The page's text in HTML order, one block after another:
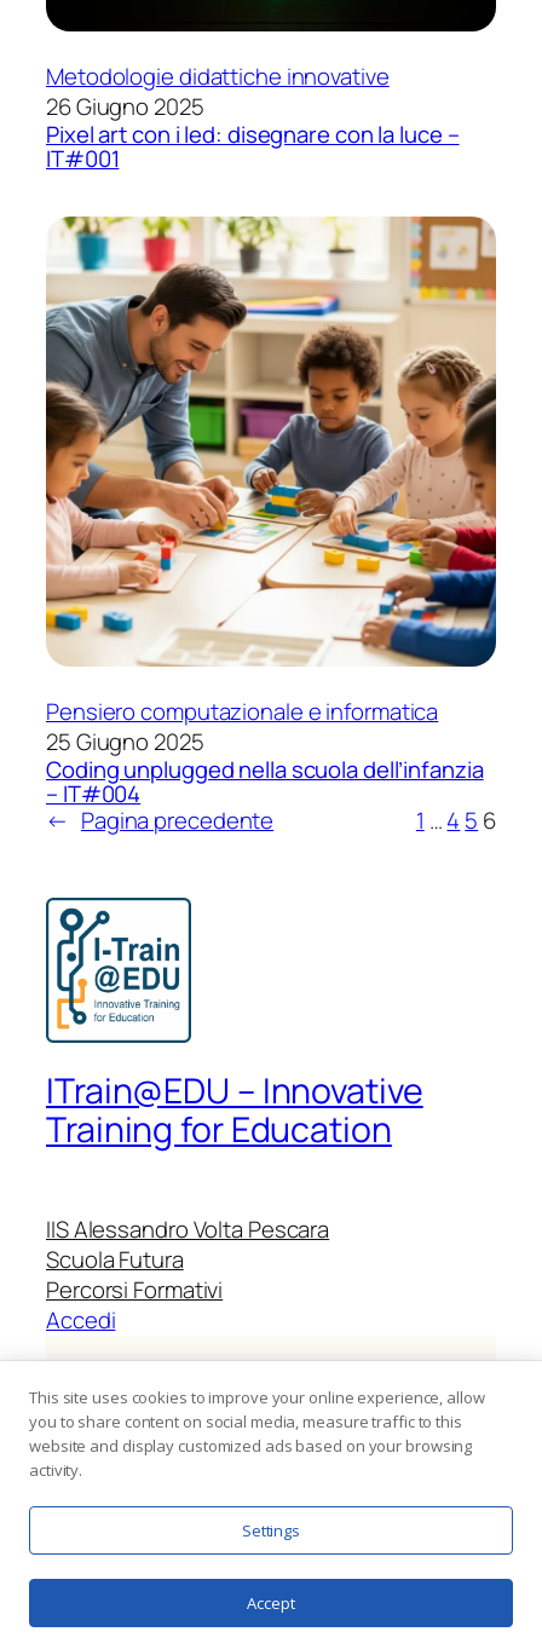
Metodologie didattiche innovative
26 Giugno 2025
Pixel art con i led: disegnare con la luce –
IT#001
Pensiero computazionale e informatica
25 Giugno 2025
Coding unplugged nella scuola dell’infanzia
– IT#004
← Pagina precedente 1 …4 5 6
ITrain@EDU – Innovative
Training for Education
IIS Alessandro Volta Pescara
Scuola Futura
Percorsi Formativi
Accedi
Identificativo progetto:M4C1I2.1-2024-
1423-P-55124
CUP:
Avviso 2024 – Prot. n.152374del 28
ottobre 2024
This site uses cookies to improve your online experience, allow
you to share content on social media, measure traffic to this
website and display customized ads based on your browsing
activity.
Settings
Accept